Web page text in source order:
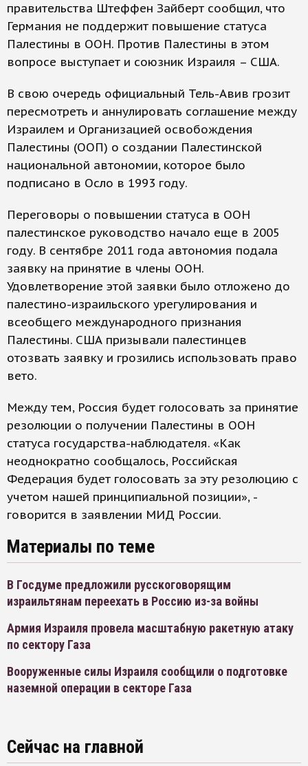
правительства Штеффен Зайберт сообщил, что
Германия не поддержит повышение статуса
Палестины в ООН. Против Палестины в этом
вопросе выступает и союзник Израиля – США.
В свою очередь официальный Тель-Авив грозит
пересмотреть и аннулировать соглашение между
Израилем и Организацией освобождения
Палестины (ООП) о создании Палестинской
национальной автономии, которое было
подписано в Осло в 1993 году.
Переговоры о повышении статуса в ООН
палестинское руководство начало еще в 2005
году. В сентябре 2011 года автономия подала
заявку на принятие в члены ООН.
Удовлетворение этой заявки было отложено до
палестино-израильского урегулирования и
всеобщего международного признания
Палестины. США призывали палестинцев
отозвать заявку и грозились использовать право
вето.
Между тем, Россия будет голосовать за принятие
резолюции о получении Палестины в ООН
статуса государства-наблюдателя. «Как
неоднократно сообщалось, Российская
Федерация будет голосовать за эту резолюцию с
учетом нашей принципиальной позиции», -
говорится в заявлении МИД России.
Материалы по теме
В Госдуме предложили русскоговорящим
израильтянам переехать в Россию из-за войны
Армия Израиля провела масштабную ракетную атаку
по сектору Газа
Вооруженные силы Израиля сообщили о подготовке
наземной операции в секторе Газа
Сейчас на главной